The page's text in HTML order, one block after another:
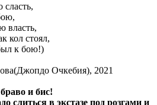
власть,
кол стоял,
к бою!)
Очкебия), 2021
и бис!
слиться в экстазе под розгами и